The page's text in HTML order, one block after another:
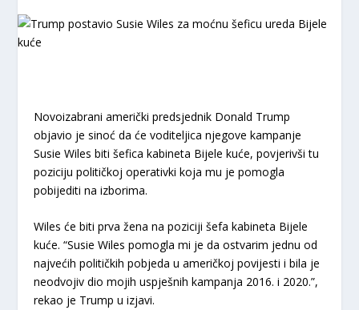
Novoizabrani američki predsjednik Donald Trump
objavio je sinoć da će voditeljica njegove kampanje
Susie Wiles biti šefica kabineta Bijele kuće, povjerivši tu
poziciju političkoj operativki koja mu je pomogla
pobijediti na izborima.
Wiles će biti prva žena na poziciji šefa kabineta Bijele
kuće. “Susie Wiles pomogla mi je da ostvarim jednu od
najvećih političkih pobjeda u američkoj povijesti i bila je
neodvojiv dio mojih uspješnih kampanja 2016. i 2020.”,
rekao je Trump u izjavi.